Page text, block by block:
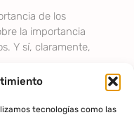
tecnologías como las
de los
la importancia
Y sí, claramente,